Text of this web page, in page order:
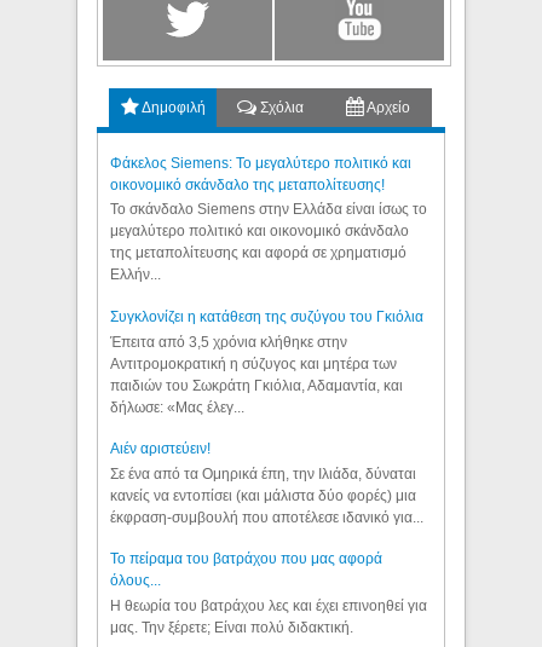
Δημοφιλή Σχόλια Αρχείο
Φάκελος Siemens: Το μεγαλύτερο πολιτικό και
οικονομικό σκάνδαλο της μεταπολίτευσης!
Το σκάνδαλο Siemens στην Ελλάδα είναι ίσως το
μεγαλύτερο πολιτικό και οικονομικό σκάνδαλο
της μεταπολίτευσης και αφορά σε χρηματισμό
Ελλήν...
Συγκλονίζει η κατάθεση της συζύγου του Γκιόλια
Έπειτα από 3,5 χρόνια κλήθηκε στην
Αντιτρομοκρατική η σύζυγος και μητέρα των
παιδιών του Σωκράτη Γκιόλια, Αδαμαντία, και
δήλωσε: «Μας έλεγ...
Aιέν αριστεύειν!
Σε ένα από τα Ομηρικά έπη, την Ιλιάδα, δύναται
κανείς να εντοπίσει (και μάλιστα δύο φορές) μια
έκφραση-συμβουλή που αποτέλεσε ιδανικό για...
Το πείραμα του βατράχου που μας αφορά
όλους...
Η θεωρία του βατράχου λες και έχει επινοηθεί για
μας. Την ξέρετε; Είναι πολύ διδακτική.